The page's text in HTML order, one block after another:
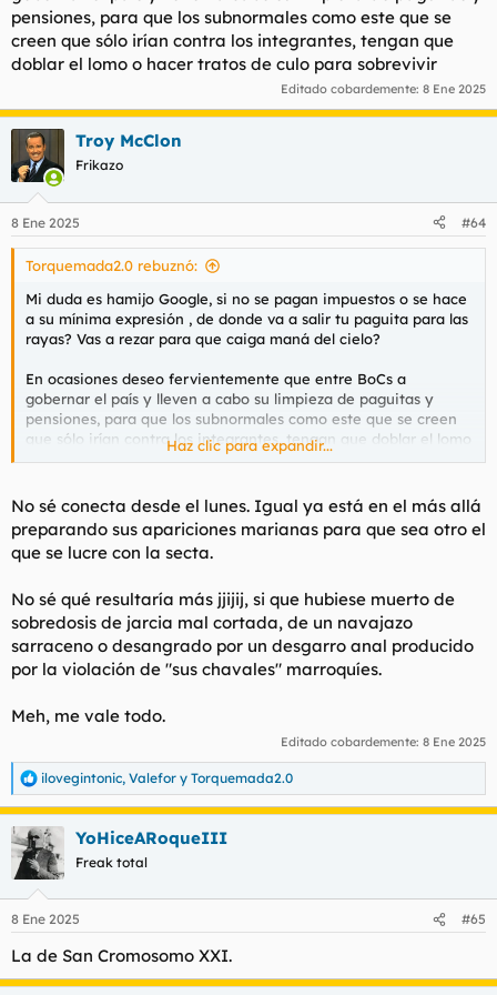
pensiones, para que los subnormales como este que se
creen que sólo irían contra los integrantes, tengan que
doblar el lomo o hacer tratos de culo para sobrevivir
Editado cobardemente: 8 Ene 2025
Troy McClon
Frikazo
8 Ene 2025 #64
Torquemada2.0 rebuznó:
Mi duda es hamijo Google, si no se pagan impuestos o se hace
a su mínima expresión , de donde va a salir tu paguita para las
rayas? Vas a rezar para que caiga maná del cielo?
En ocasiones deseo fervientemente que entre BoCs a
gobernar el país y lleven a cabo su limpieza de paguitas y
pensiones, para que los subnormales como este que se creen
que sólo irían contra los integrantes, tengan que doblar el lomo
o hacer tratos de culo para sobrevivir
Haz clic para expandir...
No sé conecta desde el lunes. Igual ya está en el más allá
preparando sus apariciones marianas para que sea otro el
que se lucre con la secta.
No sé qué resultaría más jjijij, si que hubiese muerto de
sobredosis de jarcia mal cortada, de un navajazo
sarraceno o desangrado por un desgarro anal producido
por la violación de "sus chavales" marroquíes.
Meh, me vale todo.
Editado cobardemente: 8 Ene 2025
R
e
a
c
c
e
:
ilovegintonic, Valefor y Torquemada2.0
YoHiceARoqueIII
Freak total
8 Ene 2025 #65
La de San Cromosomo XXI.